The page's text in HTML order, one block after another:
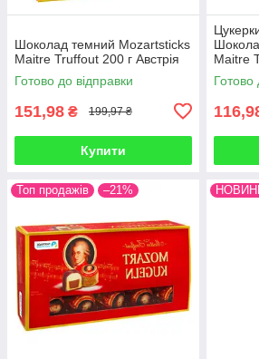
Шоколад темний Mozartsticks
Maitre Truffout 200 г Австрія
Готово до відправки
151,98 ₴ 199,97 ₴
Купити
Maitre
Готово
Топ продажів –21%